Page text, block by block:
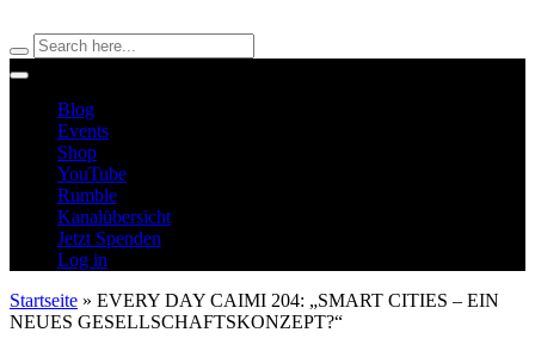
Blog
Events
Shop
YouTube
Rumble
Kanalübersicht
Jetzt Spenden
Log in
Startseite » EVERY DAY CAIMI 204: „SMART CITIES – EIN
NEUES GESELLSCHAFTSKONZEPT?“